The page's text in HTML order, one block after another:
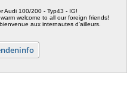
Audi 100/200 - Typ43 - IG!
welcome to all our foreign friends!
aux internautes d'ailleurs.